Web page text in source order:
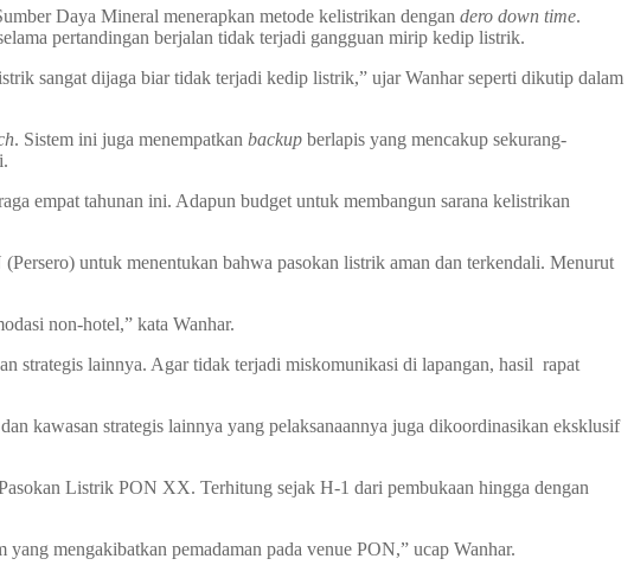
Daya Mineral menerapkan metode kelistrikan dengan dero down time.
pertandingan berjalan tidak terjadi gangguan mirip kedip listrik.
sangat dijaga biar tidak terjadi kedip listrik,” ujar Wanhar seperti dikutip dalam
. Sistem ini juga menempatkan backup berlapis yang mencakup sekurang-
empat tahunan ini. Adapun budget untuk membangun sarana kelistrikan
untuk menentukan bahwa pasokan listrik aman dan terkendali. Menurut
non-hotel,” kata Wanhar.
strategis lainnya. Agar tidak terjadi miskomunikasi di lapangan, hasil rapat
kawasan strategis lainnya yang pelaksanaannya juga dikoordinasikan eksklusif
Listrik PON XX. Terhitung sejak H-1 dari pembukaan hingga dengan
mengakibatkan pemadaman pada venue PON,” ucap Wanhar.